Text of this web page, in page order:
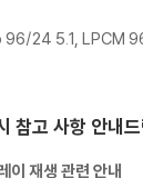
24 5.1, LPCM
고 사항 안내드
재생 관련 안내